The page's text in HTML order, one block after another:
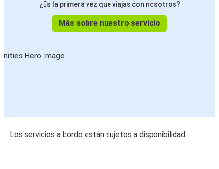
¿Es la primera vez que viajas con nosotros?
Más sobre nuestro servicio
Los servicios a bordo están sujetos a disponibilidad